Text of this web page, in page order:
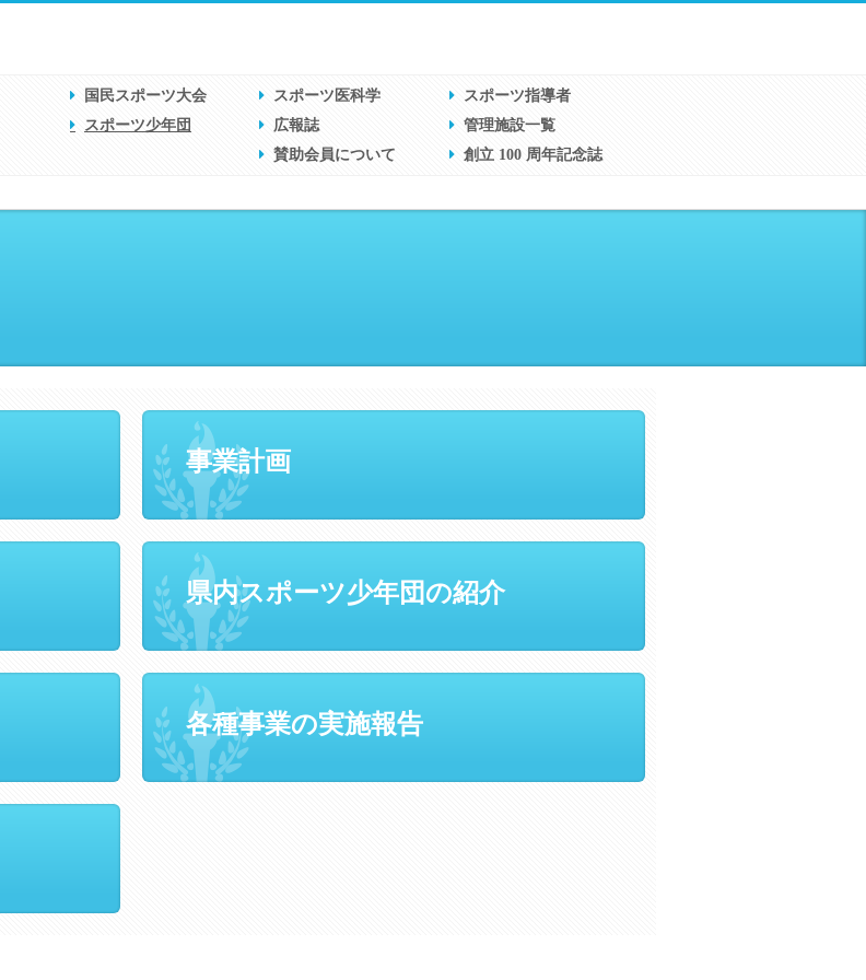
国民スポーツ大会 スポーツ医科学
スポーツ指導者
スポーツ少年団 広報誌
管理施設一覧
賛助会員について
創立 100 周年記念誌
事業計画
県内スポーツ少年団の紹介
各種事業の実施報告